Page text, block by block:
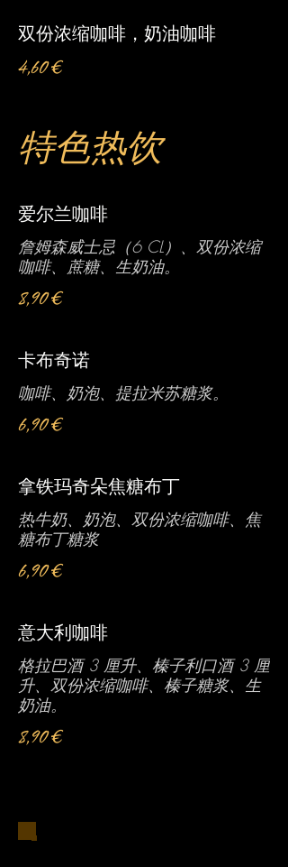
双份浓缩咖啡，奶油咖啡
4,60 €
特色热饮
爱尔兰咖啡
詹姆森威士忌（6 CL）、双份浓缩
咖啡、蔗糖、生奶油。
8,90 €
卡布奇诺
咖啡、奶泡、提拉米苏糖浆。
6,90 €
拿铁玛奇朵焦糖布丁
热牛奶、奶泡、双份浓缩咖啡、焦
糖布丁糖浆
6,90 €
意大利咖啡
格拉巴酒 3 厘升、榛子利口酒 3 厘
升、双份浓缩咖啡、榛子糖浆、生
奶油。
8,90 €